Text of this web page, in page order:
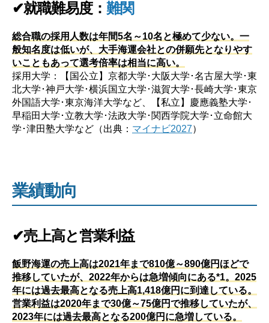
✔就職難易度：難関
総合職の採用人数は年間5名～10名と極めて少ない。一
般知名度は低いが、大手海運会社との併願先となりやす
いこともあって選考倍率は相当に高い。
採用大学：【国公立】京都大学･大阪大学･名古屋大学･東
北大学･神戸大学･横浜国立大学･滋賀大学･長崎大学･東京
外国語大学･東京海洋大学など、【私立】慶應義塾大学･
早稲田大学･立教大学･法政大学･関西学院大学･立命館大
学･津田塾大学など（出典： マイナビ2027）
業績動向
✔売上高と営業利益
飯野海運の売上高は2021年まで810億～890億円ほどで
推移していたが、2022年からは急増傾向にある*1。2025
年には過去最高となる売上高1,418億円に到達している。
営業利益は2020年まで30億～75億円で推移していたが、
2023年には過去最高となる200億円に急増している。